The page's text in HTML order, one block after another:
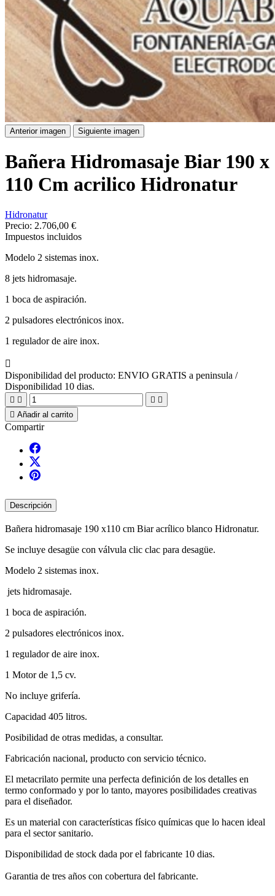
Anterior imagen Siguiente imagen
Bañera Hidromasaje Biar 190 x
110 Cm acrilico Hidronatur
Hidronatur
Precio: 2.706,00 €
Impuestos incluidos
Modelo 2 sistemas inox.
8 jets hidromasaje.
1 boca de aspiración.
2 pulsadores electrónicos inox.
1 regulador de aire inox.

Disponibilidad del producto: ENVIO GRATIS a peninsula /
Disponibilidad 10 dias.
   
 Añadir al carrito
Compartir
Descripción
Bañera hidromasaje 190 x110 cm Biar acrílico blanco Hidronatur.
Se incluye desagüe con válvula clic clac para desagüe.
Modelo 2 sistemas inox.
jets hidromasaje.
1 boca de aspiración.
2 pulsadores electrónicos inox.
1 regulador de aire inox.
1 Motor de 1,5 cv.
No incluye grifería.
Capacidad 405 litros.
Posibilidad de otras medidas, a consultar.
Fabricación nacional, producto con servicio técnico.
El metacrilato permite una perfecta definición de los detalles en
termo conformado y por lo tanto, mayores posibilidades creativas
para el diseñador.
Es un material con características físico químicas que lo hacen ideal
para el sector sanitario.
Disponibilidad de stock dada por el fabricante 10 dias.
Garantia de tres años con cobertura del fabricante.